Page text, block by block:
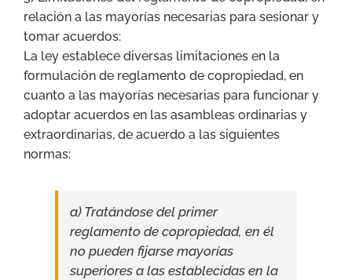
relación a las mayorías necesarias para sesionar y
tomar acuerdos:
La ley establece diversas limitaciones en la
formulación de reglamento de copropiedad, en
cuanto a las mayorías necesarias para funcionar y
adoptar acuerdos en las asambleas ordinarias y
extraordinarias, de acuerdo a las siguientes
normas:
a) Tratándose del primer
reglamento de copropiedad, en él
no pueden fijarse mayorías
superiores a las establecidas en la